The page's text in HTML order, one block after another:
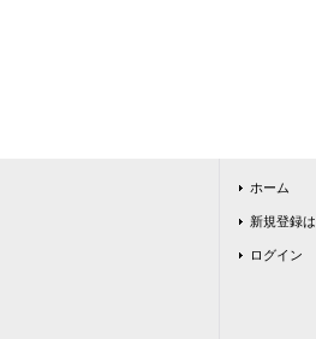
ホーム
新規登録
ログイン